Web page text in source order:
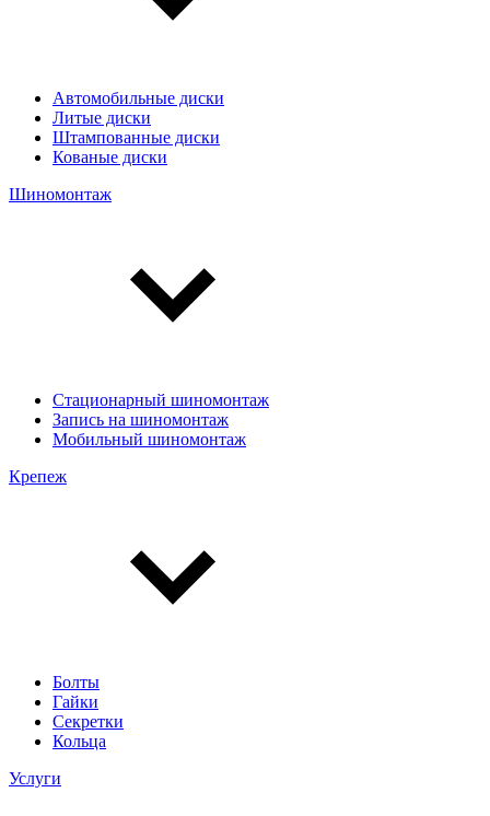
Автомобильные диски
Литые диски
Штампованные диски
Кованые диски
Шиномонтаж
Стационарный шиномонтаж
Запись на шиномонтаж
Мобильный шиномонтаж
Крепеж
Болты
Гайки
Секретки
Кольца
Услуги